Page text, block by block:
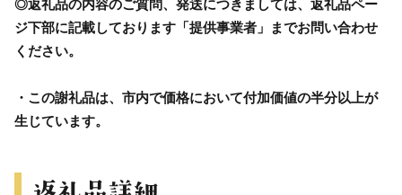
◎返礼品の内容のご質問、発送につきましては、返礼品ペー
ジ下部に記載しております「提供事業者」までお問い合わせ
ください。
・この謝礼品は、市内で価格において付加価値の半分以上が
生じています。